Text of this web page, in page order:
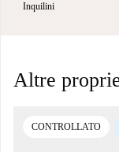
Inquilini
Altre
CONTROLLATO